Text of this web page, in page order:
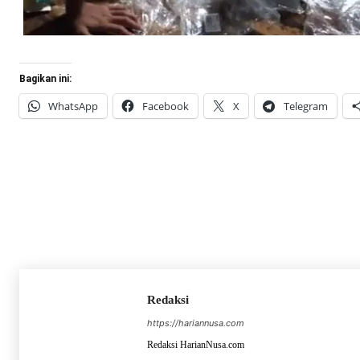
Bagikan ini:
WhatsApp Facebook X Telegram
Redaksi
https://hariannusa.com
Redaksi HarianNusa.com